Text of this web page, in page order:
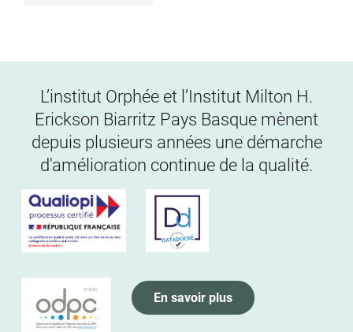
L’institut Orphée et l’Institut Milton H.
Erickson Biarritz Pays Basque mènent
depuis plusieurs années une démarche
d'amélioration continue de la qualité.
En savoir plus